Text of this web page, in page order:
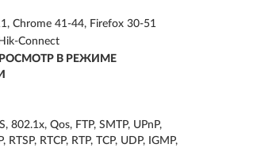
Chrome 41-44, Firefox 30-51
Connect
В РЕЖИМЕ
802.1x, Qos, FTP, SMTP, UPnP,
RTCP, RTP, TCP, UDP, IGMP,